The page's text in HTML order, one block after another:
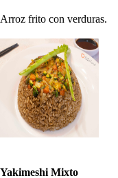
Arroz frito con verduras.
Yakimeshi Mixto